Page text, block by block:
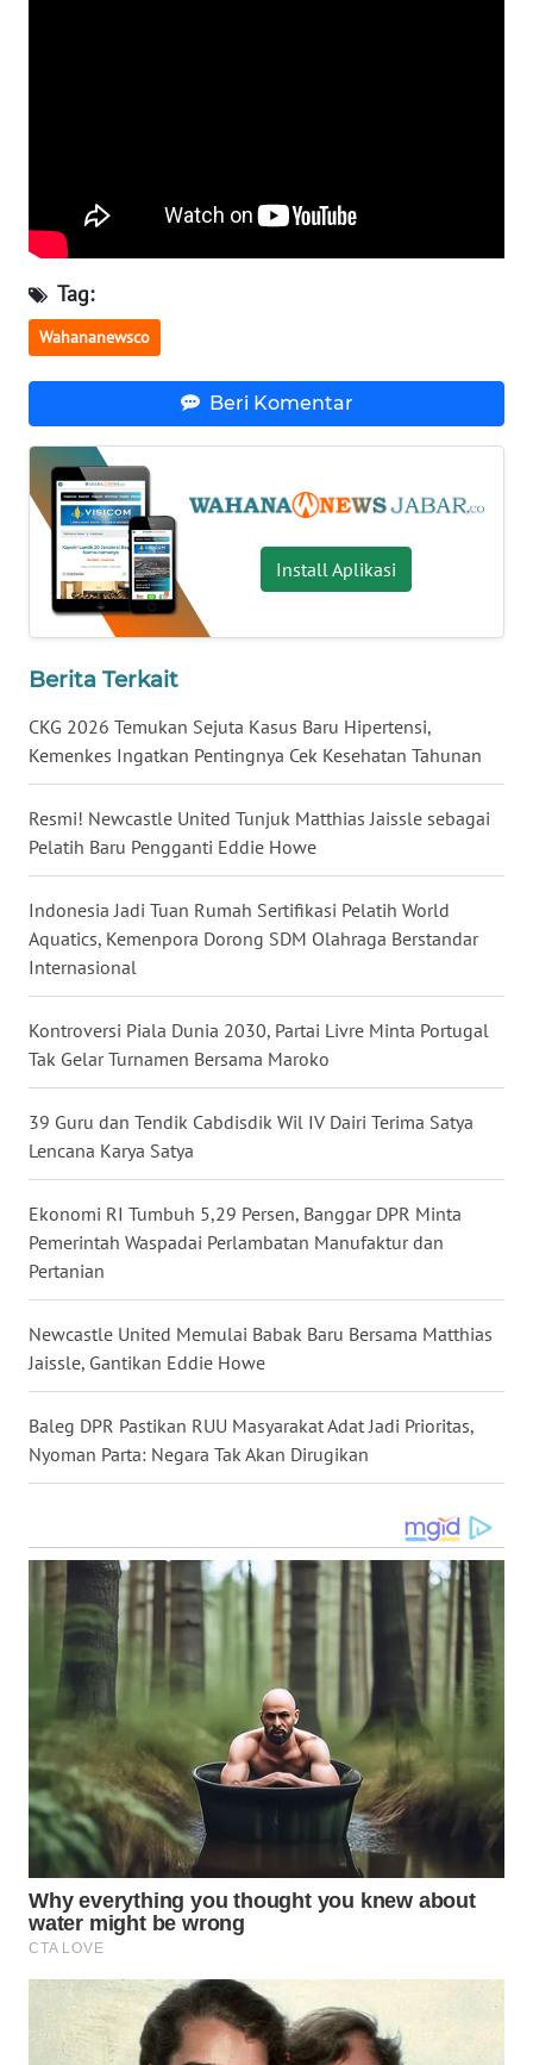
Tag:
Wahananewsco
Beri Komentar
Install Aplikasi
Berita Terkait
CKG 2026 Temukan Sejuta Kasus Baru Hipertensi,
Kemenkes Ingatkan Pentingnya Cek Kesehatan Tahunan
Resmi! Newcastle United Tunjuk Matthias Jaissle sebagai
Pelatih Baru Pengganti Eddie Howe
Indonesia Jadi Tuan Rumah Sertifikasi Pelatih World
Aquatics, Kemenpora Dorong SDM Olahraga Berstandar
Internasional
Kontroversi Piala Dunia 2030, Partai Livre Minta Portugal
Tak Gelar Turnamen Bersama Maroko
39 Guru dan Tendik Cabdisdik Wil IV Dairi Terima Satya
Lencana Karya Satya
Ekonomi RI Tumbuh 5,29 Persen, Banggar DPR Minta
Pemerintah Waspadai Perlambatan Manufaktur dan
Pertanian
Newcastle United Memulai Babak Baru Bersama Matthias
Jaissle, Gantikan Eddie Howe
Baleg DPR Pastikan RUU Masyarakat Adat Jadi Prioritas,
Nyoman Parta: Negara Tak Akan Dirugikan
KALTENG
KALTARA
KALTIM
WN
SULSEL
WN
SULUT
WN
MALUKU
MALUT
WN
TOBA
WN
NIAS
WN
LANGKAT
WN
TAPANULI
WN
KARO
WN
SIMALUNGUN
WN
LABUHANBATU
WN
TAPANULI
TENGAH
SERDANG
WN